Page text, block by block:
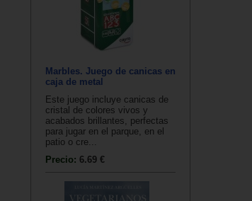
Marbles. Juego de canicas en
caja de metal
Este juego incluye canicas de
cristal de colores vivos y
acabados brillantes, perfectas
para jugar en el parque, en el
patio o cre...
Precio: 6.69 €